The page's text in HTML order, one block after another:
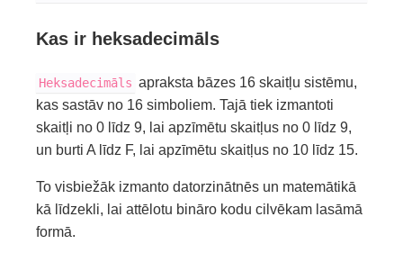
Kas ir heksadecimāls
Heksadecimāls apraksta bāzes 16 skaitļu sistēmu,
kas sastāv no 16 simboliem. Tajā tiek izmantoti
skaitļi no 0 līdz 9, lai apzīmētu skaitļus no 0 līdz 9,
un burti A līdz F, lai apzīmētu skaitļus no 10 līdz 15.
To visbiežāk izmanto datorzinātnēs un matemātikā
kā līdzekli, lai attēlotu bināro kodu cilvēkam lasāmā
formā.